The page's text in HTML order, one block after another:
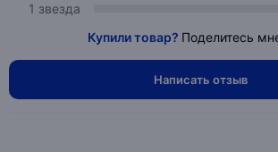
1 звезда
Купили товар? Поделитесь
Написать отзыв